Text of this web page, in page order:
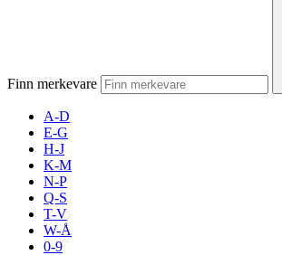
Mat og drikke
Finn merkevare
A-D
E-G
H-J
K-M
N-P
Q-S
T-V
W-Å
0-9